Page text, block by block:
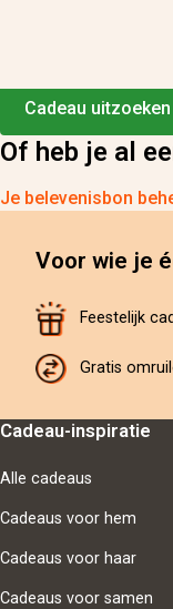
Oeps, je hebt nog
Cadeau uitzoeken
Of heb je al
Je belevenisbon
Voor wie je
Feestelijk
Gratis
Cadeau-inspiratie
Alle cadeaus
Cadeaus voor hem
Cadeaus voor haar
Cadeaus voor samen